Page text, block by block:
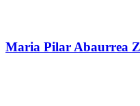
Maria Pilar Abaurrea